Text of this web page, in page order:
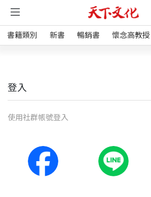
書籍類別 新書 暢銷書 懷念高教授
登入
使⽤社群帳號登入